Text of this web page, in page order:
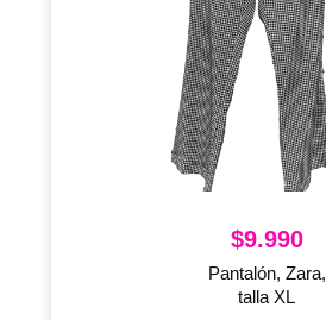
$9.990
Pantalón, Zara,
talla XL